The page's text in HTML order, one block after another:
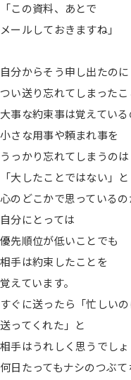
「この資料、あとで
メールしておきますね」
自分からそう申し出たのに
つい送り忘れてしまったこ
大事な約束事は覚えている
小さな用事や頼まれ事を
うっかり忘れてしまうのは
「大したことではない」と
心のどこかで思っているの
自分にとっては
優先順位が低いことでも
相手は約束したことを
覚えています。
すぐに送ったら「忙しい
送ってくれた」と
相手はうれしく思うでし
何日たってもナシのつぶて